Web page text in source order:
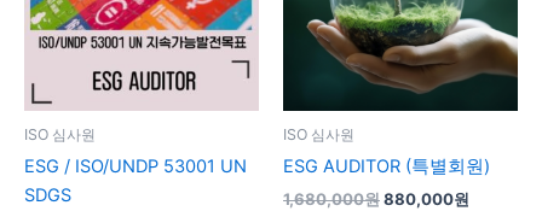
ISO 심사원
ESG / ISO/UNDP 53001 UN
SDGS
ISO 심사원
ESG AUDITOR (특별회원)
1,680,000원880,000원